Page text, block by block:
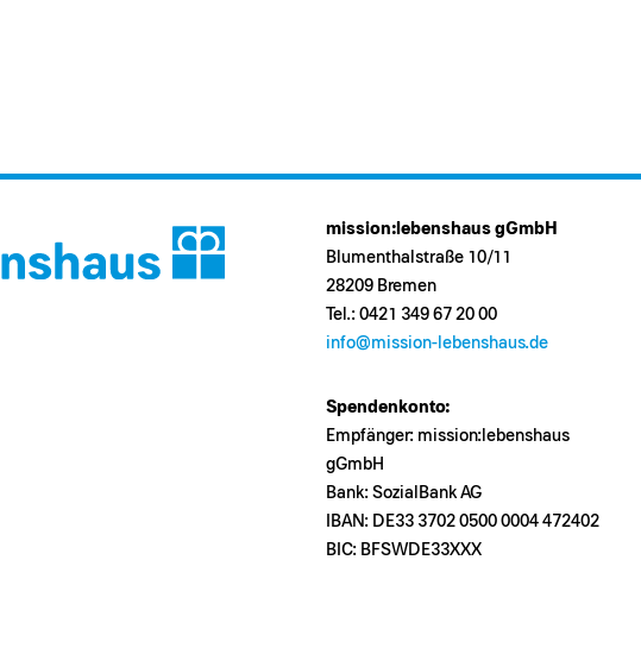
mission:lebenshaus gGmbH
Blumenthalstraße 10/11
28209 Bremen
Tel.: 0421 349 67 20 00
info@mission-lebenshaus.de
Spendenkonto:
Empfänger: mission:lebenshaus
gGmbH
Bank: SozialBank AG
IBAN: DE33 3702 0500 0004 472402
BIC: BFSWDE33XXX